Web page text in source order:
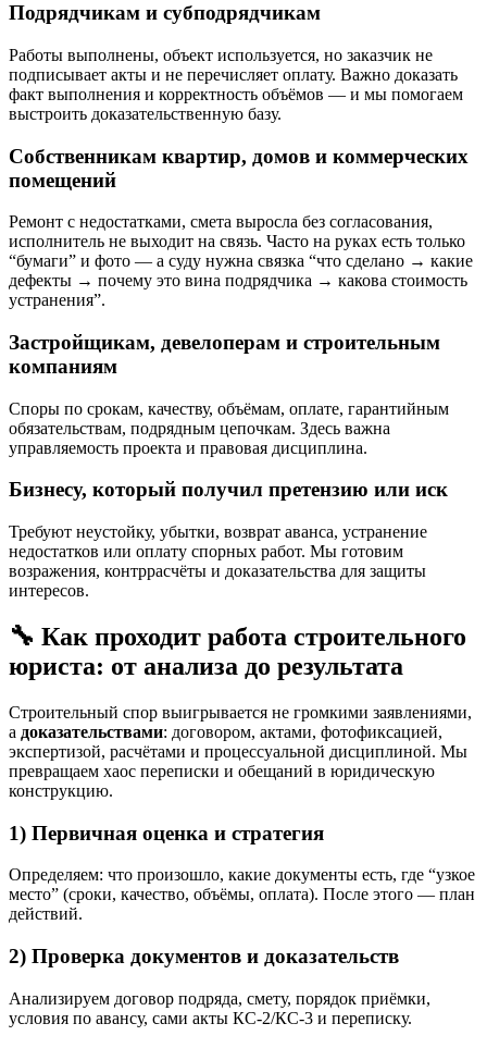
Подрядчикам и субподрядчикам
Работы выполнены, объект используется, но заказчик не
подписывает акты и не перечисляет оплату. Важно доказать
факт выполнения и корректность объёмов — и мы помогаем
выстроить доказательственную базу.
Собственникам квартир, домов и коммерческих
помещений
Ремонт с недостатками, смета выросла без согласования,
исполнитель не выходит на связь. Часто на руках есть только
“бумаги” и фото — а суду нужна связка “что сделано → какие
дефекты → почему это вина подрядчика → какова стоимость
устранения”.
Застройщикам, девелоперам и строительным
компаниям
Споры по срокам, качеству, объёмам, оплате, гарантийным
обязательствам, подрядным цепочкам. Здесь важна
управляемость проекта и правовая дисциплина.
Бизнесу, который получил претензию или иск
Требуют неустойку, убытки, возврат аванса, устранение
недостатков или оплату спорных работ. Мы готовим
возражения, контррасчёты и доказательства для защиты
интересов.
🔧 Как проходит работа строительного
юриста: от анализа до результата
Строительный спор выигрывается не громкими заявлениями,
а доказательствами: договором, актами, фотофиксацией,
экспертизой, расчётами и процессуальной дисциплиной. Мы
превращаем хаос переписки и обещаний в юридическую
конструкцию.
1) Первичная оценка и стратегия
Определяем: что произошло, какие документы есть, где “узкое
место” (сроки, качество, объёмы, оплата). После этого — план
действий.
2) Проверка документов и доказательств
Анализируем договор подряда, смету, порядок приёмки,
условия по авансу, сами акты КС-2/КС-3 и переписку.